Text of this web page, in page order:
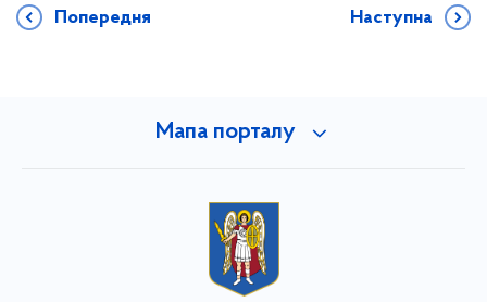
Попередня Наступна
Мапа порталу